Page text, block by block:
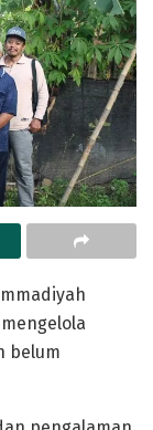
belum